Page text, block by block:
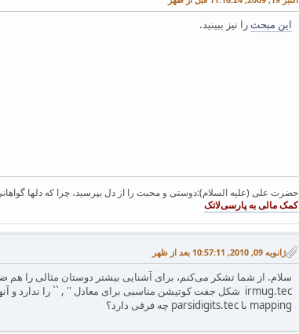
این مبحثرا نیز ببینید.
حضرت علی (علیه السلام):دوستی و محبت را از دل بپرسید، چرا که دلها
ژانویه 09, 2010, 10:57:11 بعد از ظهر
سلام. از شما تشکر می‌کنم، برای آشنایی بیشتر دوستان مثالی را هم
mapping با parsidigits.tec چه فرقی دارد؟